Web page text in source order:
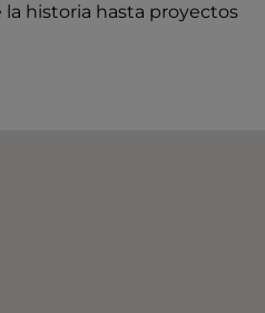
historia hasta proyectos